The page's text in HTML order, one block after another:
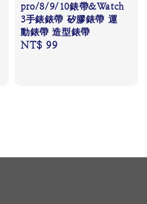
pro/8/9/10錶帶&Watch
3手錶錶帶 矽膠錶帶 運
動錶帶 造型錶帶
Regular
NT$ 99